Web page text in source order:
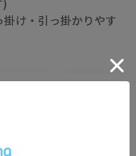
け・引っ掛かりやす